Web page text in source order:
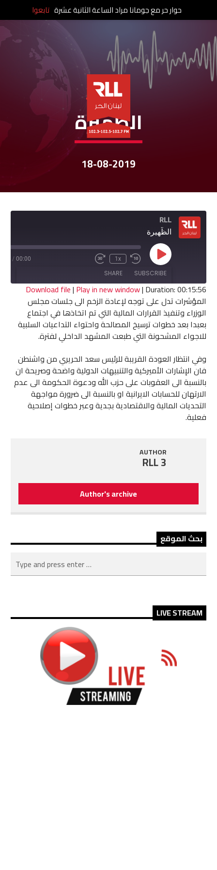
نشرات الأخبار
الظّهيرة
18-08-2019
RLL
الظّهيرة
Play
Episode
Rewind
10
Seconds
1x
Fast
seconds
00:00
/
SUBSCRIBE
SHARE
RSS FEED
SHARE
LINK
Download file| Play in new window| Duration: 00:15:56
المؤشرات تدل على توجه لإعادة الزخم الى جلسات مجلس
الوزراء وتنفيذ القرارات المالية التي تم اتخاذها في اجتماع
بعبدا بعد خطوات ترسيخ المصالحة واحتواء التداعيات السلبية
للاجواء المشحونة التي طبعت المشهد الداخلي لفترة.
وفي انتظار العودة القريبة للرئيس سعد الحريري من واشنطن
فان الإشارات الأميركية والتنبيهات الدولية واضحة وصريحة ان
بالنسبة الى العقوبات على حزب الله ودعوة الحكومة الى عدم
الارتهان للحسابات الايرانية او بالنسبة الى ضرورة مواجهة
التحديات المالية والاقتصادية بجدية وعبر خطوات إصلاحية
فعلية.
AUTHOR
RLL 3
Author's archive
بحث الموقع
LIVE STREAM
حوار حر مع جومانا مراد الساعة الثانية عشرة تابعوا